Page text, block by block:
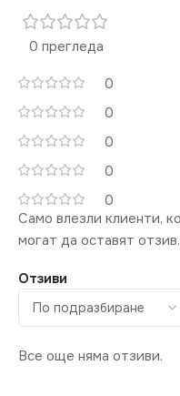
0 прегледа
0
0
0
0
0
Отзиви
Все още няма отзиви.
Само влезли клиенти,
могат да оставят отзив.